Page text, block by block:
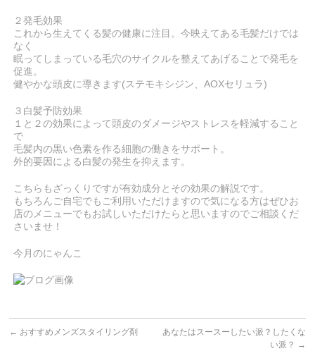
２発毛効果
これから生えてくる髪の健康に注目。今映えてある毛髪だけでは
なく
眠ってしまっている毛穴のサイクルを整えてあげることで発毛を
促進。
健やかな頭皮に導きます(ステモキシジン、AOXセリュラ)
３白髪予防効果
１と２の効果によって頭皮のダメージやストレスを軽減すること
で
毛髪内の黒い色素を作る細胞の働きをサポート。
外的要因による白髪の発生を抑えます。
こちらもざっくりですが有効成分とその効果の解説です。
もちろんご自宅でもご利用いただけますので気になる方はぜひお
店のメニューでもお試しいただけたらと思いますのでご相談くだ
さいませ！
今月のにゃんこ
← おすすめメンズスタイリング剤
あなたはスースーしたい派？したくな
い派？ →